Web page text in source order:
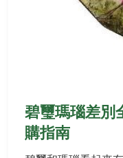
碧璽瑪瑙差別
購指南